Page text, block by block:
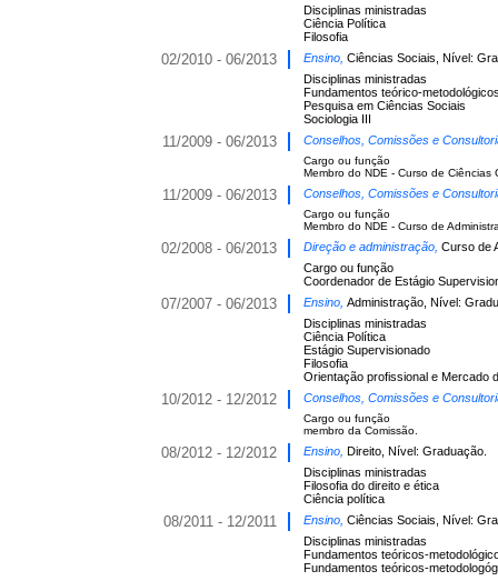
Disciplinas ministradas
Ciência Política
Filosofia
02/2010 - 06/2013 Ensino, Ciências Sociais, Nível:
Disciplinas ministradas
Fundamentos teórico-
Pesquisa em Ciências Sociais
Sociologia III
11/2009 - 06/2013 Conselhos, Comissões e
Cargo ou função
Membro do NDE - Curso de Ciências
11/2009 - 06/2013 Conselhos, Comissões e
Cargo ou função
Membro do NDE - Curso de
02/2008 - 06/2013 Direção e administração, Curso de
Cargo ou função
Coordenador de Estágio
07/2007 - 06/2013 Ensino, Administração, Nível:
Disciplinas ministradas
Ciência Política
Estágio Supervisionado
Filosofia
Orientação profissional e Mercado
10/2012 - 12/2012 Conselhos, Comissões e
Cargo ou função
membro da Comissão.
08/2012 - 12/2012 Ensino, Direito, Nível: Graduação.
Disciplinas ministradas
Filosofia do direito e ética
Ciência política
08/2011 - 12/2011 Ensino, Ciências Sociais, Nível:
Disciplinas ministradas
Fundamentos teóricos-
Fundamentos teóricos-